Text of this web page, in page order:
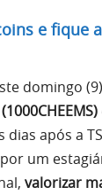
e fique
domingo
após a
um
valorizar